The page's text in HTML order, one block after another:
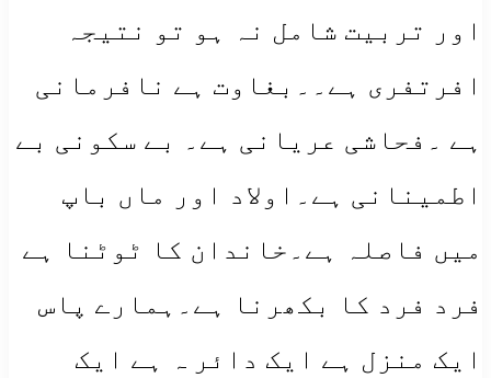
اور تربیت شامل نہ ہو تو نتیجہ
افرتفری ہے۔۔بغاوت ہے نافرمانی
ہے ۔فحاشی عریانی ہے۔ بے سکونی بے
اطمینانی ہے۔اولاد اور ماں باپ
میں فاصلہ ہے۔خاندان کا ٹوٹنا ہے
فرد فرد کا بکھرنا ہے۔ہمارے پاس
ایک منزل ہے ایک دائر ہ ہے ایک